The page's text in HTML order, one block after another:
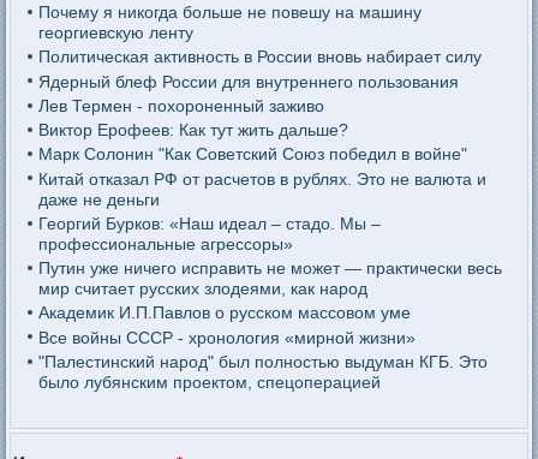
Почему я никогда больше не повешу на машину
георгиевскую ленту
Политическая активность в России вновь набирает силу
Ядерный блеф России для внутреннего пользования
Лев Термен - похороненный заживо
Виктор Ерофеев: Как тут жить дальше?
Марк Солонин "Как Советский Союз победил в войне"
Китай отказал РФ от расчетов в рублях. Это не валюта и
даже не деньги
Георгий Бурков: «Наш идеал – стадо. Мы –
профессиональные агрессоры»
Путин уже ничего исправить не может — практически весь
мир считает русских злодеями, как народ
Академик И.П.Павлов о русском массовом уме
Все войны СССР - хронология «мирной жизни»
"Палестинский народ" был полностью выдуман КГБ. Это
было лубянским проектом, спецоперацией